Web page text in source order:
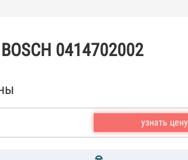
0414702002
узнать цену